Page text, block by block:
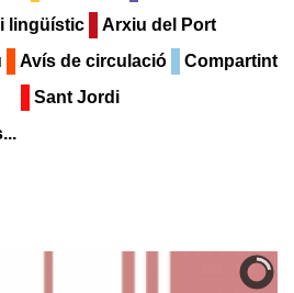
lingüístic
Arxiu del Port
Avís de circulació
Compartint
Sant Jordi